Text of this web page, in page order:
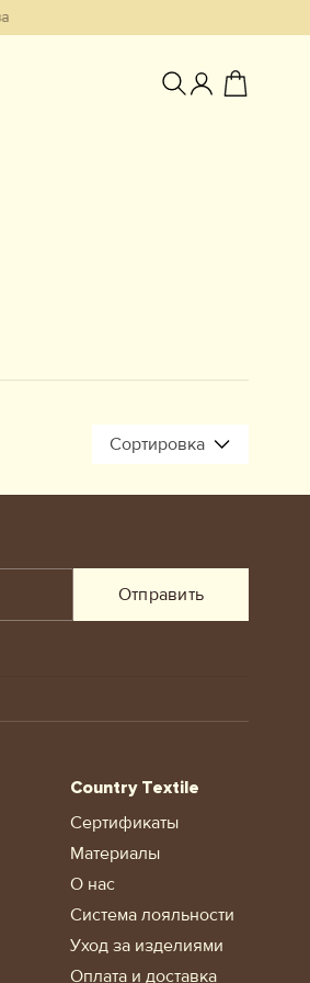
Сортировка
Отправить
Country Textile
Сертификаты
Материалы
О нас
Система лояльности
Уход за изделиями
Оплата и доставка